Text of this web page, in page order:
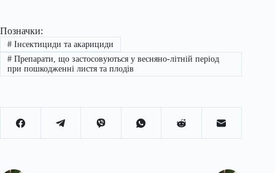
Позначки:
#Інсектициди та акарициди
#Препарати, що застосовуються у весняно-літній період
при пошкодженні листя та плодів